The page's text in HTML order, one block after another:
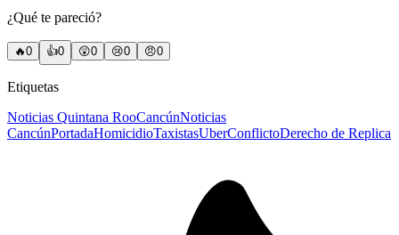
¿Qué te pareció?
🔥0 👍0 😲0 😢0 😠0
Etiquetas
Noticias Quintana RooCancúnNoticias
CancúnPortadaHomicidioTaxistasUberConflictoDerecho de Replica